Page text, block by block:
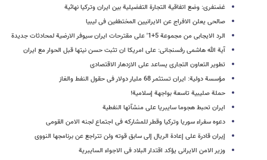
غضنفری: وضع اتفاقیة التجارة التفضیلیة بین ایران وترکیا نهائیة
صالحی یعلن الافراج عن الایرانیین المختطفین فی لیبیا
الرد الایجابی من مجموعة 5+1' علی مقترحات ایران سیوفر الارضیة لمحادثات جدیدة
آیة الله هاشمی رفسنجانی: على امریکا ان تثبت حسن نیتها قبل الحوار مع ایران
تطویر التعاون التجاری یساعد علی الازدهار الاقتصادی
مؤسسة دولیة: ایران تستثمر 68 ملیار دولار فی حقول النفط والغاز
حملة صلیبیة تاسعة بواجهة إسلامیة!
ایران تحبط هجوما سایبریا على منشآتها النفطیة
دعوه سفراء سوریا وترکیا وقطر للمشارکه فی اجتماع لجنه الامن القومی
إیران قادرة علی إعادة الریال إلی سابق قوته ولن تتراجع عن برنامجها النووی
وزیر الامن الایرانی یؤکد اقتدار البلاد فی الاجواء السایبریة